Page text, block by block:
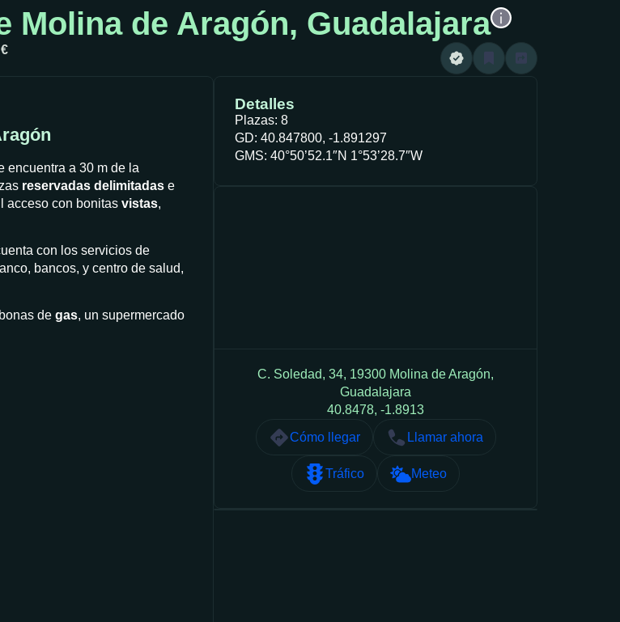
Molina de Aragón, Guadalajara
encuentra a 30 m de la
reservadas delimitadas e
acceso con bonitas vistas,
con los servicios de
bancos, y centro de salud,
de gas, un supermercado
Detalles
Plazas: 8
GD: 40.847800, -1.891297
GMS: 40°50’52.1″N 1°53’28.7″W
C. Soledad, 34, 19300 Molina de Aragón,
Guadalajara
40.8478, -1.8913
Cómo llegar
Llamar ahora
Tráfico Meteo